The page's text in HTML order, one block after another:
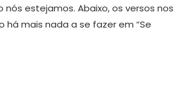
estejamos. Abaixo, os versos nos
mais nada a se fazer em “Se